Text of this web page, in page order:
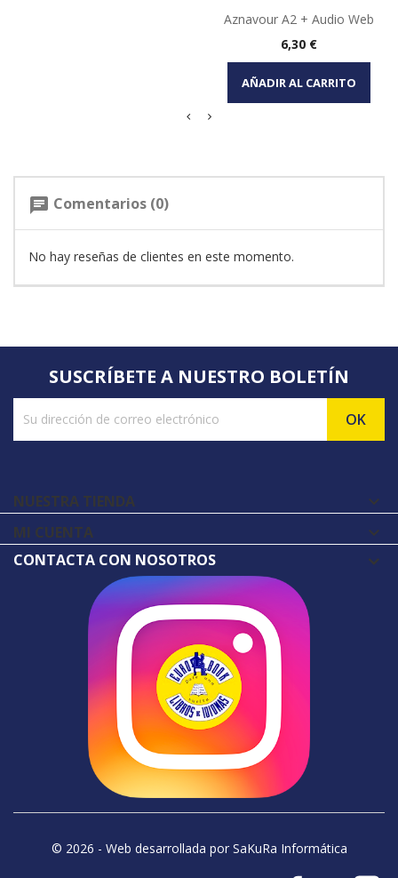
Aznavour A2 + Audio Web
Precio
6,30 €
AÑADIR AL CARRITO
chat Comentarios (0)
No hay reseñas de clientes en este momento.
SUSCRÍBETE A NUESTRO BOLETÍN
NUESTRA TIENDA 
MI CUENTA 
CONTACTA CON NOSOTROS
© 2026 - Web desarrollada por SaKuRa Informática